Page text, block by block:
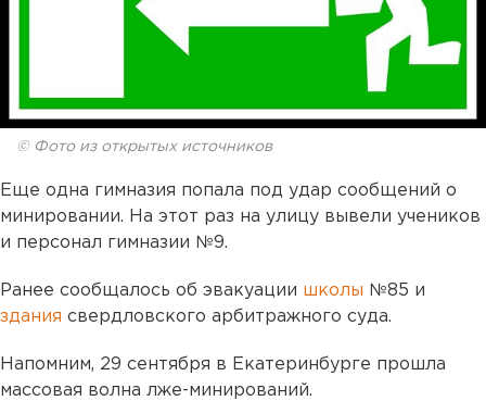
© Фото из открытых источников
Еще одна гимназия попала под удар сообщений о
минировании. На этот раз на улицу вывели учеников
и персонал гимназии №9.
Ранее сообщалось об эвакуации школы №85 и
здания свердловского арбитражного суда.
Напомним, 29 сентября в Екатеринбурге прошла
массовая волна лже-минирований.